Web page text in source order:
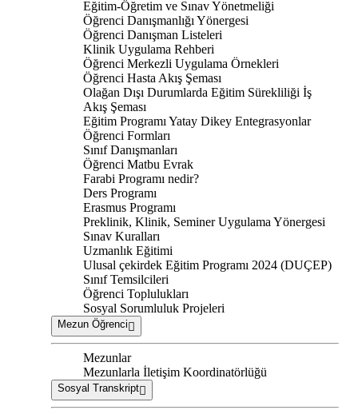
Eğitim-Öğretim ve Sınav Yönetmeliği
Öğrenci Danışmanlığı Yönergesi
Öğrenci Danışman Listeleri
Klinik Uygulama Rehberi
Öğrenci Merkezli Uygulama Örnekleri
Öğrenci Hasta Akış Şeması
Olağan Dışı Durumlarda Eğitim Sürekliliği İş
Akış Şeması
Eğitim Programı Yatay Dikey Entegrasyonlar
Öğrenci Formları
Sınıf Danışmanları
Öğrenci Matbu Evrak
Farabi Programı nedir?
Ders Programı
Erasmus Programı
Preklinik, Klinik, Seminer Uygulama Yönergesi
Sınav Kuralları
Uzmanlık Eğitimi
Ulusal çekirdek Eğitim Programı 2024 (DUÇEP)
Sınıf Temsilcileri
Öğrenci Toplulukları
Sosyal Sorumluluk Projeleri
Mezun Öğrenci
Mezunlar
Mezunlarla İletişim Koordinatörlüğü
Sosyal Transkript